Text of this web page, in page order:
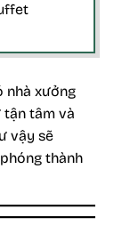
nhà xưởng
tận tâm và
vậy sẽ
thành